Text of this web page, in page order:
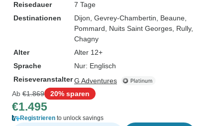
Reisedauer
7 Tage
Destinationen
Dijon , Gevrey-Chambertin , Beaune
Pommard , Nuits Saint Georges , Rully,
Chagny
Alter
Alter 12+
Sprache
Nur: Englisch
ReiseveranstalterG Adventures
Ab €1.869 20% sparen
€1.495
Registrieren to unlock savings